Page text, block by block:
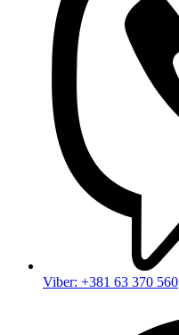
Viber: +381 63 370 560